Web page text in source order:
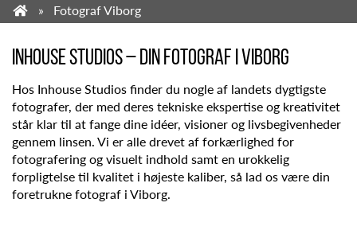
Fotograf Viborg
INHOUSE STUDIOS – DIN FOTOGRAF I VIBORG
Hos Inhouse Studios finder du nogle af landets dygtigste
fotografer, der med deres tekniske ekspertise og kreativitet
står klar til at fange dine idéer, visioner og livsbegivenheder
gennem linsen. Vi er alle drevet af forkærlighed for
fotografering og visuelt indhold samt en urokkelig
forpligtelse til kvalitet i højeste kaliber, så lad os være din
foretrukne fotograf i Viborg.